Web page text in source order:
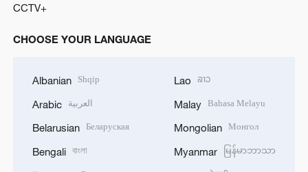
CCTV+
CHOOSE YOUR LANGUAGE
Albanian Shqip
Arabic العربية
Belarusian Беларуская
Bengali বাংলা
Lao ລາວ
Malay Bahasa Melayu
Mongolian Монгол
Myanmar မြန်မာဘာသာ